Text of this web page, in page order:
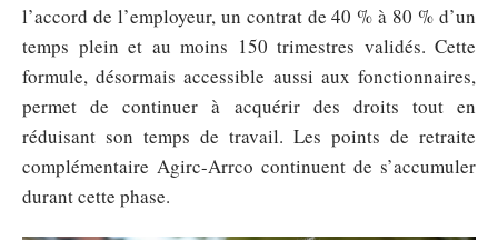
l’accord de l’employeur, un contrat de 40 % à 80 % d’un
temps plein et au moins 150 trimestres validés. Cette
formule, désormais accessible aussi aux fonctionnaires,
permet de continuer à acquérir des droits tout en
réduisant son temps de travail. Les points de retraite
complémentaire Agirc-Arrco continuent de s’accumuler
durant cette phase.